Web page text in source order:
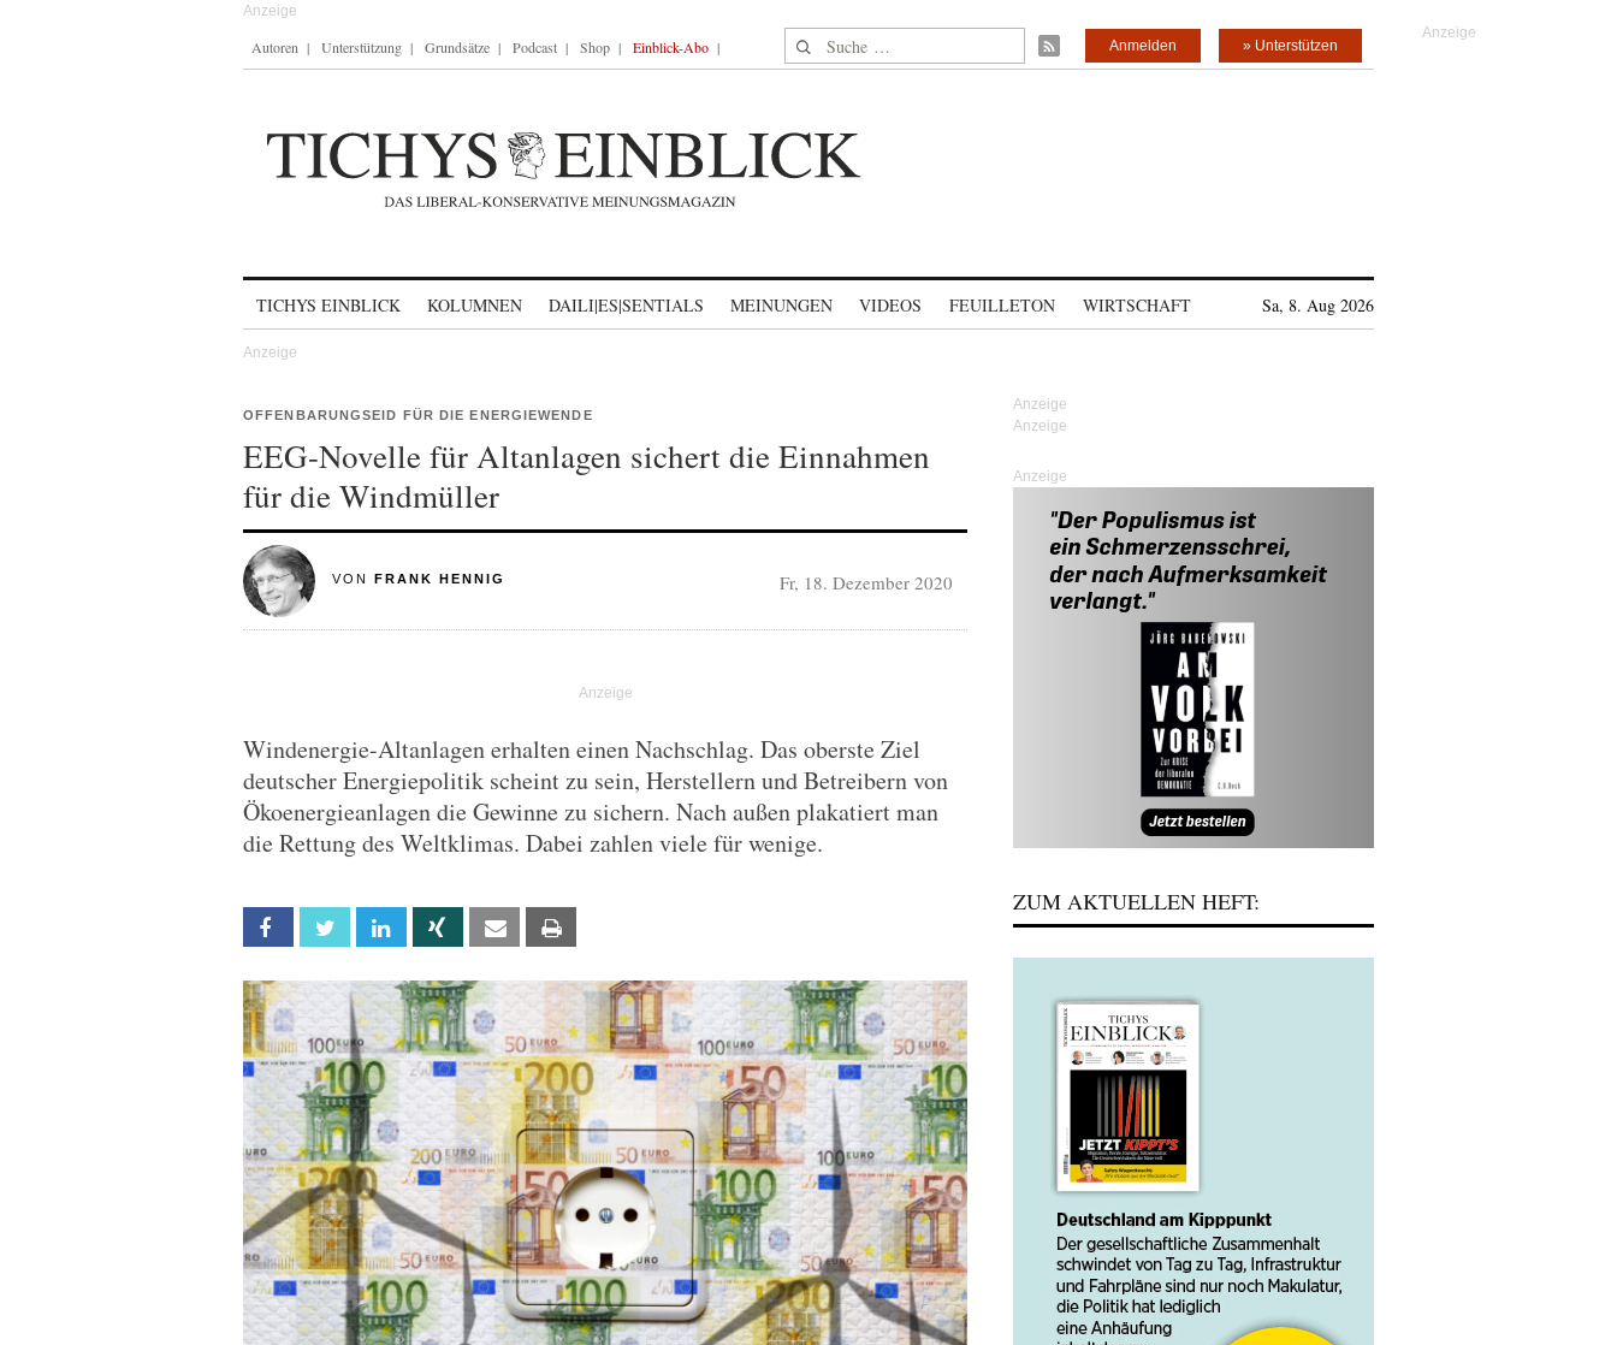
Autoren Unterstützung Grundsätze Podcast Shop Einblick-Abo Suche nach: » Unterstützen
Anmelden
TICHYS EINBLICK KOLUMNEN DAILI|ES|SENTIALS MEINUNGEN VIDEOS FEUILLETON WIRTSCHAFT Sa, 8. Aug 2026
OFFENBARUNGSEID FÜR DIE ENERGIEWENDE
EEG-Novelle für Altanlagen sichert die Einnahmen
für die Windmüller
VON FRANK HENNIG Fr, 18. Dezember 2020
Windenergie-Altanlagen erhalten einen Nachschlag. Das oberste Ziel
deutscher Energiepolitik scheint zu sein, Herstellern und Betreibern von
Ökoenergieanlagen die Gewinne zu sichern. Nach außen plakatiert man
die Rettung des Weltklimas. Dabei zahlen viele für wenige.
Facebook Twitter Linkedin Xing Email
Anzeige
ZUM AKTUELLEN HEFT: